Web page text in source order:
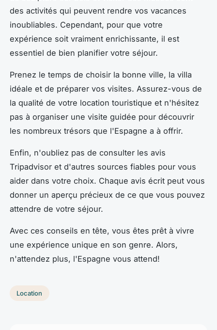
des activités qui peuvent rendre vos vacances
inoubliables. Cependant, pour que votre
expérience soit vraiment enrichissante, il est
essentiel de bien planifier votre séjour.
Prenez le temps de choisir la bonne ville, la villa
idéale et de préparer vos visites. Assurez-vous de
la qualité de votre location touristique et n'hésitez
pas à organiser une visite guidée pour découvrir
les nombreux trésors que l'Espagne a à offrir.
Enfin, n'oubliez pas de consulter les avis
Tripadvisor et d'autres sources fiables pour vous
aider dans votre choix. Chaque avis écrit peut vous
donner un aperçu précieux de ce que vous pouvez
attendre de votre séjour.
Avec ces conseils en tête, vous êtes prêt à vivre
une expérience unique en son genre. Alors,
n'attendez plus, l'Espagne vous attend!
Location